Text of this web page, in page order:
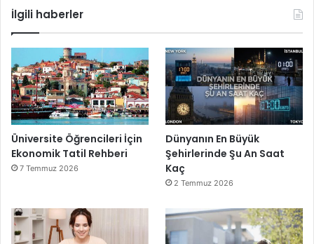
İlgili haberler
Üniversite Öğrencileri İçin
Ekonomik Tatil Rehberi
7 Temmuz 2026
Dünyanın En Büyük
Şehirlerinde Şu An Saat
Kaç
2 Temmuz 2026